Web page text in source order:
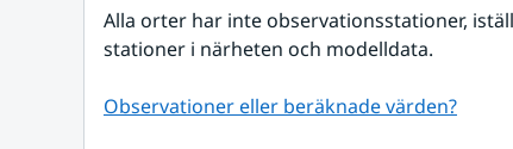
Alla orter har inte observationsstationer,
stationer i närheten och modelldata.
Observationer eller beräknade värden?